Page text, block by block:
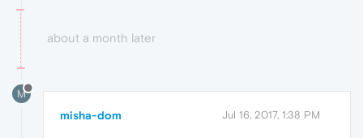
about a month later
M
misha-dom Jul 16, 2017, 1:38 PM